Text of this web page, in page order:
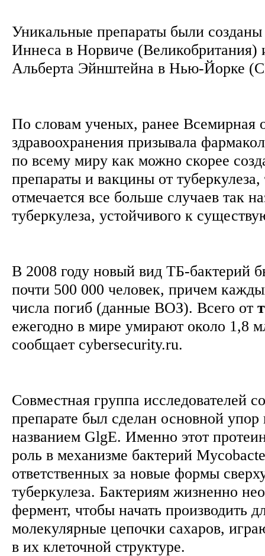
Уникальные препараты были
Иннеса в Норвиче
Альберта Эйнштейна в Нью-
По словам ученых, ранее Всемирная
здравоохранения призывала
по всему миру как можно скорее
препараты и вакцины от
отмечается все больше случаев так
туберкулеза, устойчивого к
В 2008 году новый вид ТБ-бактерий
почти 500 000 человек, причем
числа погиб (данные ВОЗ). Всего от
ежегодно в мире умирают около 1,8
сообщает cybersecurity.ru.
Совместная группа исследователей
препарате был сделан основной
названием GlgE. Именно этот
роль в механизме бактерий
ответственных за новые формы
туберкулеза. Бактериям жизненно
фермент, чтобы начать производить
молекулярные цепочки сахаров,
в их клеточной структуре.